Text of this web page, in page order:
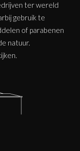
ter wereld
gebruik te
of parabenen
natuur.